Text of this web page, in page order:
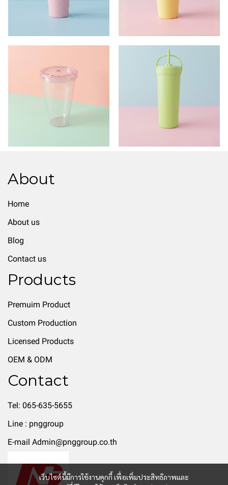
เว็บไซต์นี้มีการใช้งานคุกกี้ เพื่อเพิ่มประสิทธิภาพและ
About
Home
About us
Blog
Contact us
Products
Premuim Product
Custom Production
Licensed Products
OEM & ODM
Contact
Tel: 065-635-5655
Line : pnggroup
E-mail Admin@pnggroup.co.th